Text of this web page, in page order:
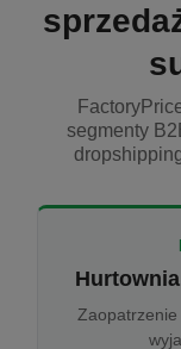
segmenty